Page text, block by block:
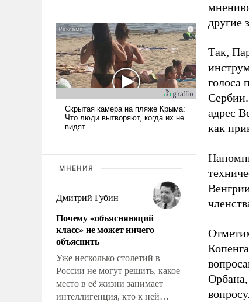
МНЕНИЯ
Дмитрий Губин
Почему «объясняющий
класс» не может ничего
объяснить
Уже несколько столетий в
России не могут решить, какое
место в её жизни занимает
интеллигенция, кто к ней
другие
Так,
голоса
адрес
как
вопросу.